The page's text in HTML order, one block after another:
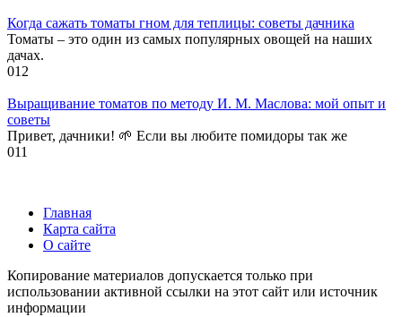
Когда сажать томаты гном для теплицы: советы дачника
Томаты – это один из самых популярных овощей на наших
дачах.
012
Выращивание томатов по методу И. М. Маслова: мой опыт и
советы
Привет, дачники! 🌱 Если вы любите помидоры так же
011
Главная
Карта сайта
О сайте
Копирование материалов допускается только при
использовании активной ссылки на этот сайт или источник
информации